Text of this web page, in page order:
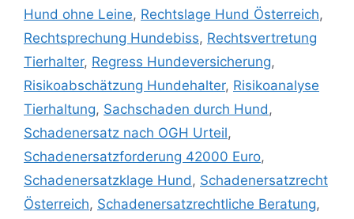
Hund ohne Leine, Rechtslage Hund Österreich,
Rechtsprechung Hundebiss, Rechtsvertretung
Tierhalter, Regress Hundeversicherung,
Risikoabschätzung Hundehalter, Risikoanalyse
Tierhaltung, Sachschaden durch Hund,
Schadenersatz nach OGH Urteil,
Schadenersatzforderung 42000 Euro,
Schadenersatzklage Hund, Schadenersatzrecht
Österreich, Schadenersatzrechtliche Beratung,